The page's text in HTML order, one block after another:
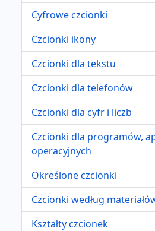
Cyfrowe czcionki
Czcionki ikony
Czcionki dla tekstu
Czcionki dla telefonów
Czcionki dla cyfr i liczb
Czcionki dla programów,
operacyjnych
Określone czcionki
Czcionki według
Kształty czcionek